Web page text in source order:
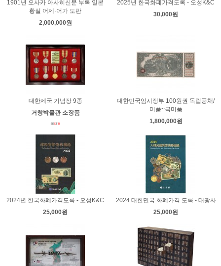
1901년 오사카 아사히신문 부록 일본
황실 어제·어가 도판
2,000,000원
2025년 한국화폐가격도록 - 오성K&C
30,000원
대한제국 기념장 9종
거창박물관 소장품
대한민국임시정부 100원권 독립공채/
미품~극미품
1,800,000원
2024년 한국화폐가격도록 - 오성K&C
25,000원
2024 대한민국 화폐가격 도록 - 대광사
25,000원